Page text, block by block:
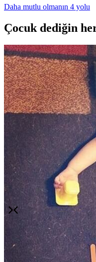
Daha mutlu olmanın 4 yolu
Çocuk dediğin